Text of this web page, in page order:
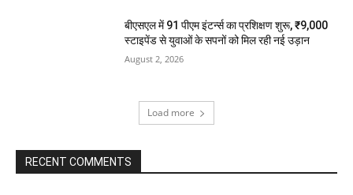
बीएसएल में 91 पीएम इंटर्न्स का प्रशिक्षण शुरू, ₹9,000
स्टाइपेंड से युवाओं के सपनों को मिल रही नई उड़ान
August 2, 2026
Load more
RECENT COMMENTS